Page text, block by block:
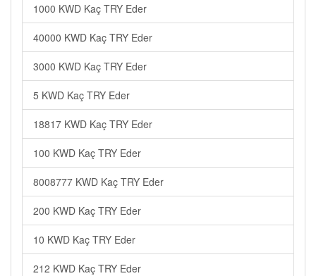
1000 KWD Kaç TRY Eder
40000 KWD Kaç TRY Eder
3000 KWD Kaç TRY Eder
5 KWD Kaç TRY Eder
18817 KWD Kaç TRY Eder
100 KWD Kaç TRY Eder
8008777 KWD Kaç TRY Eder
200 KWD Kaç TRY Eder
10 KWD Kaç TRY Eder
212 KWD Kaç TRY Eder